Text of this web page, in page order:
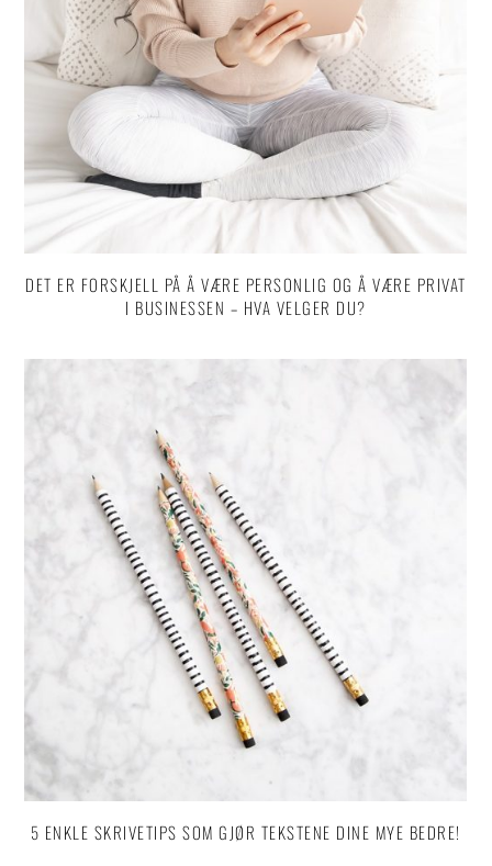
DET ER FORSKJELL PÅ Å VÆRE PERSONLIG OG Å VÆRE PRIVAT
I BUSINESSEN – HVA VELGER DU?
5 ENKLE SKRIVETIPS SOM GJØR TEKSTENE DINE MYE BEDRE!